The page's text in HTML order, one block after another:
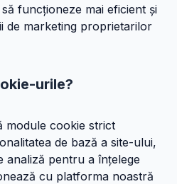
funcționeze mai eficient și
de marketing proprietarilor
urile?
module cookie strict
de bază a site-ului,
analiză pentru a înțelege
cu platforma noastră